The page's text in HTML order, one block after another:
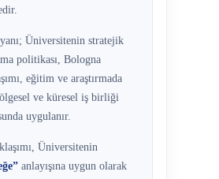
Üniversitenin stratejik
politikası, Bologna
eğitim ve araştırmada
ve küresel iş birliği
uygulanır.
Üniversitenin
anlayışına uygun olarak